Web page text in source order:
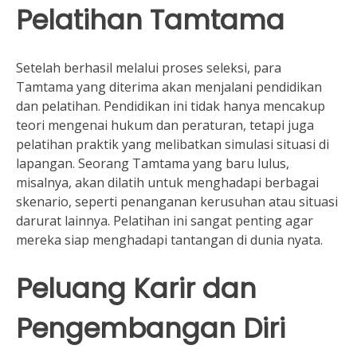
Pelatihan Tamtama
Setelah berhasil melalui proses seleksi, para
Tamtama yang diterima akan menjalani pendidikan
dan pelatihan. Pendidikan ini tidak hanya mencakup
teori mengenai hukum dan peraturan, tetapi juga
pelatihan praktik yang melibatkan simulasi situasi di
lapangan. Seorang Tamtama yang baru lulus,
misalnya, akan dilatih untuk menghadapi berbagai
skenario, seperti penanganan kerusuhan atau situasi
darurat lainnya. Pelatihan ini sangat penting agar
mereka siap menghadapi tantangan di dunia nyata.
Peluang Karir dan
Pengembangan Diri